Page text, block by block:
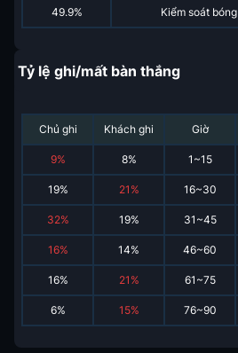
49.9% Kiểm soát bóng
Tỷ lệ ghi/mất bàn thắng
Chủ ghi Khách ghi Giờ
9% 8% 1~15
19% 21 % 16~30
32% 19% 31~45
16% 14% 46~60
16% 21 % 61~75
6% 15% 76~90